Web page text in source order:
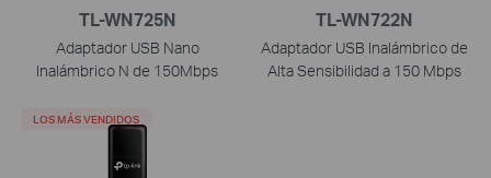
TL-WN725N
Adaptador USB Nano
Inalámbrico N de 150Mbps
TL-WN722N
Adaptador USB Inalámbrico de
Alta Sensibilidad a 150 Mbps
LOS MÁS VENDIDOS